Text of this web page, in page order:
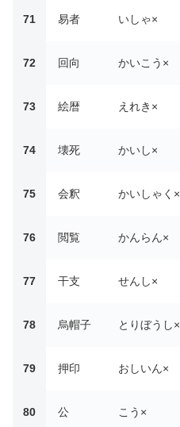
71 易者 いしゃ×
72 回向 かいこう×
73 絵暦 えれき×
74 壊死 かいし×
75 会釈 かいしゃく×
76 閲覧 かんらん×
77 干支 せんし×
78 烏帽子 とりぼうし×
79 押印 おしいん×
80 公 こう×